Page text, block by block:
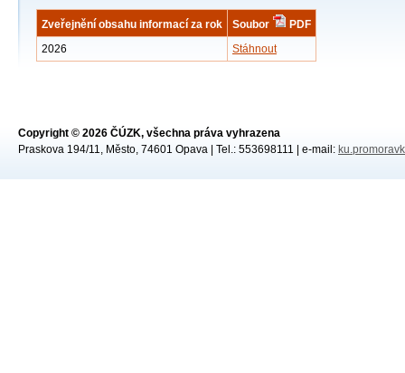
Zveřejnění obsahu informací za rok Soubor
PDF
2026
Stáhnout
Copyright © 2026 ČÚZK, všechna práva vyhrazena
Praskova 194/11, Město, 74601 Opava | Tel.: 553698111 | e-mail: